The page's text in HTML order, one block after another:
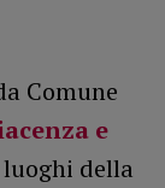
Comune
e
della